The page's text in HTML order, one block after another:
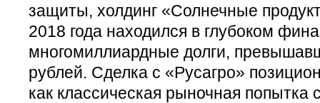
защиты, холдинг «Солнечные
2018 года находился в глубоком
многомиллиардные долги,
рублей. Сделка с «Русагро»
как классическая рыночная попытка